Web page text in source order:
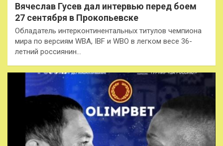
Вячеслав Гусев дал интервью перед боем
27 сентября в Прокопьевске
Обладатель интерконтинентальных титулов чемпиона
мира по версиям WBA, IBF и WBO в легком весе 36-
летний россиянин…